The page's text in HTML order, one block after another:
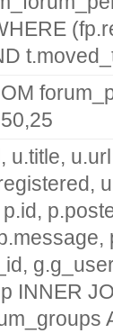
u.title,
INNER